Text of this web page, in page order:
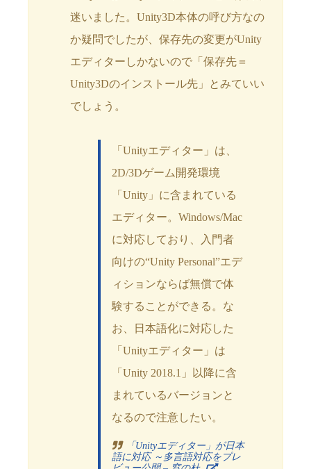
迷いました。Unity3D本体の呼び方なの
か疑問でしたが、保存先の変更がUnity
エディターしかないので「保存先＝
Unity3Dのインストール先」とみていい
でしょう。
「Unityエディター」は、
2D/3Dゲーム開発環境
「Unity」に含まれている
エディター。Windows/Mac
に対応しており、入門者
向けの“Unity Personal”エデ
ィションならば無償で体
験することができる。な
お、日本語化に対応した
「Unityエディター」は
「Unity 2018.1」以降に含
まれているバージョンと
なるので注意したい。
「Unityエディター」が日本
語に対応 ～多言語対応をプレ